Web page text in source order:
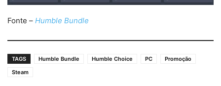
Fonte – Humble Bundle
TAGS Humble Bundle Humble Choice PC
Promoção
Steam